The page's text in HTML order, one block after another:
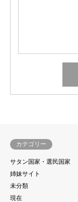
カテゴリー
サタン国家・選民国家
姉妹サイト
未分類
現在